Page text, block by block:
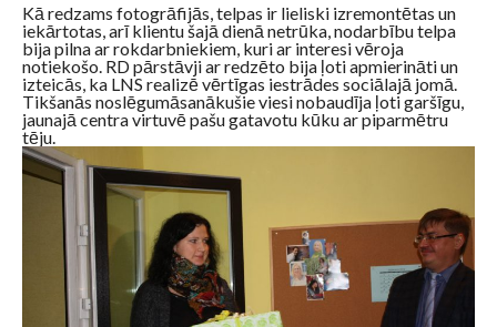
Kā redzams fotogrāfijās, telpas ir lieliski izremontētas un
iekārtotas, arī klientu šajā dienā netrūka, nodarbību telpa
bija pilna ar rokdarbniekiem, kuri ar interesi vēroja
notiekošo. RD pārstāvji ar redzēto bija ļoti apmierināti un
izteicās, ka LNS realizē vērtīgas iestrādes sociālajā jomā.
Tikšanās noslēgumāsanākušie viesi nobaudīja ļoti garšīgu,
jaunajā centra virtuvē pašu gatavotu kūku ar piparmētru
tēju.